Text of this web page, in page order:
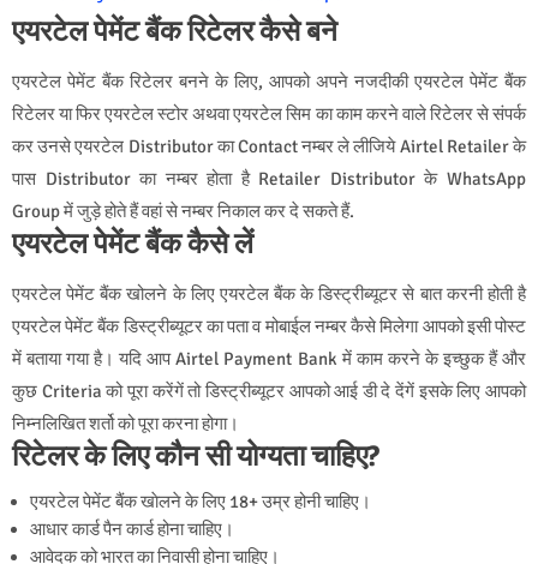
एयरटेल पेमेंट बैंक रिटेलर कैसे बने
एयरटेल पेमेंट बैंक रिटेलर बनने के लिए, आपको अपने नजदीकी एयरटेल पेमेंट बैंक
रिटेलर या फिर एयरटेल स्टोर अथवा एयरटेल सिम का काम करने वाले रिटेलर से संपर्क
कर उनसे एयरटेल Distributor का Contact नम्बर ले लीजिये Airtel Retailer के
पास Distributor का नम्बर होता है Retailer Distributor के WhatsApp
Group में जुड़े होते हैं वहां से नम्बर निकाल कर दे सकते हैं.
एयरटेल पेमेंट बैंक कैसे लें
एयरटेल पेमेंट बैंक खोलने के लिए एयरटेल बैंक के डिस्‍ट्रीब्‍यूटर से बात करनी होती है
एयरटेल पेमेंट बैंक डिस्‍ट्रीब्‍यूटर का पता व मोबाईल नम्‍बर कैसे मिलेगा आपको इसी पोस्‍ट
में बताया गया है। यदि आप Airtel Payment Bank में काम करने के इच्‍छुक हैं और
कुछ Criteria को पूरा करेंगें तो डिस्‍ट्रीब्‍यूटर आपको आई डी दे देंगें इसके लिए आपको
निम्‍नलिखित शर्तो को पूरा करना होगा।
रिटेलर के लिए कौन सी योग्यता चाहिए?
एयरटेल पेमेंट बैंक खाेलने के लिए 18+ उम्र होनी चाहिए।
आधार कार्ड पैन कार्ड होना चाहिए।
आवेदक को भारत का निवासी होना चाहिए।